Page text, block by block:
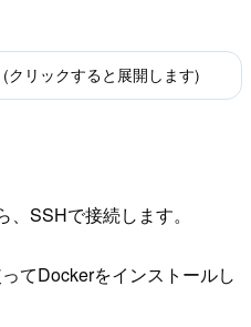
リックすると展開します)
SSHで接続します。
てDockerをインストールし